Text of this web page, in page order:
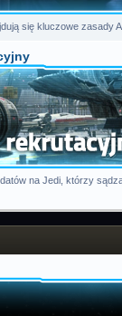
się kluczowe zasady
na Jedi, którzy